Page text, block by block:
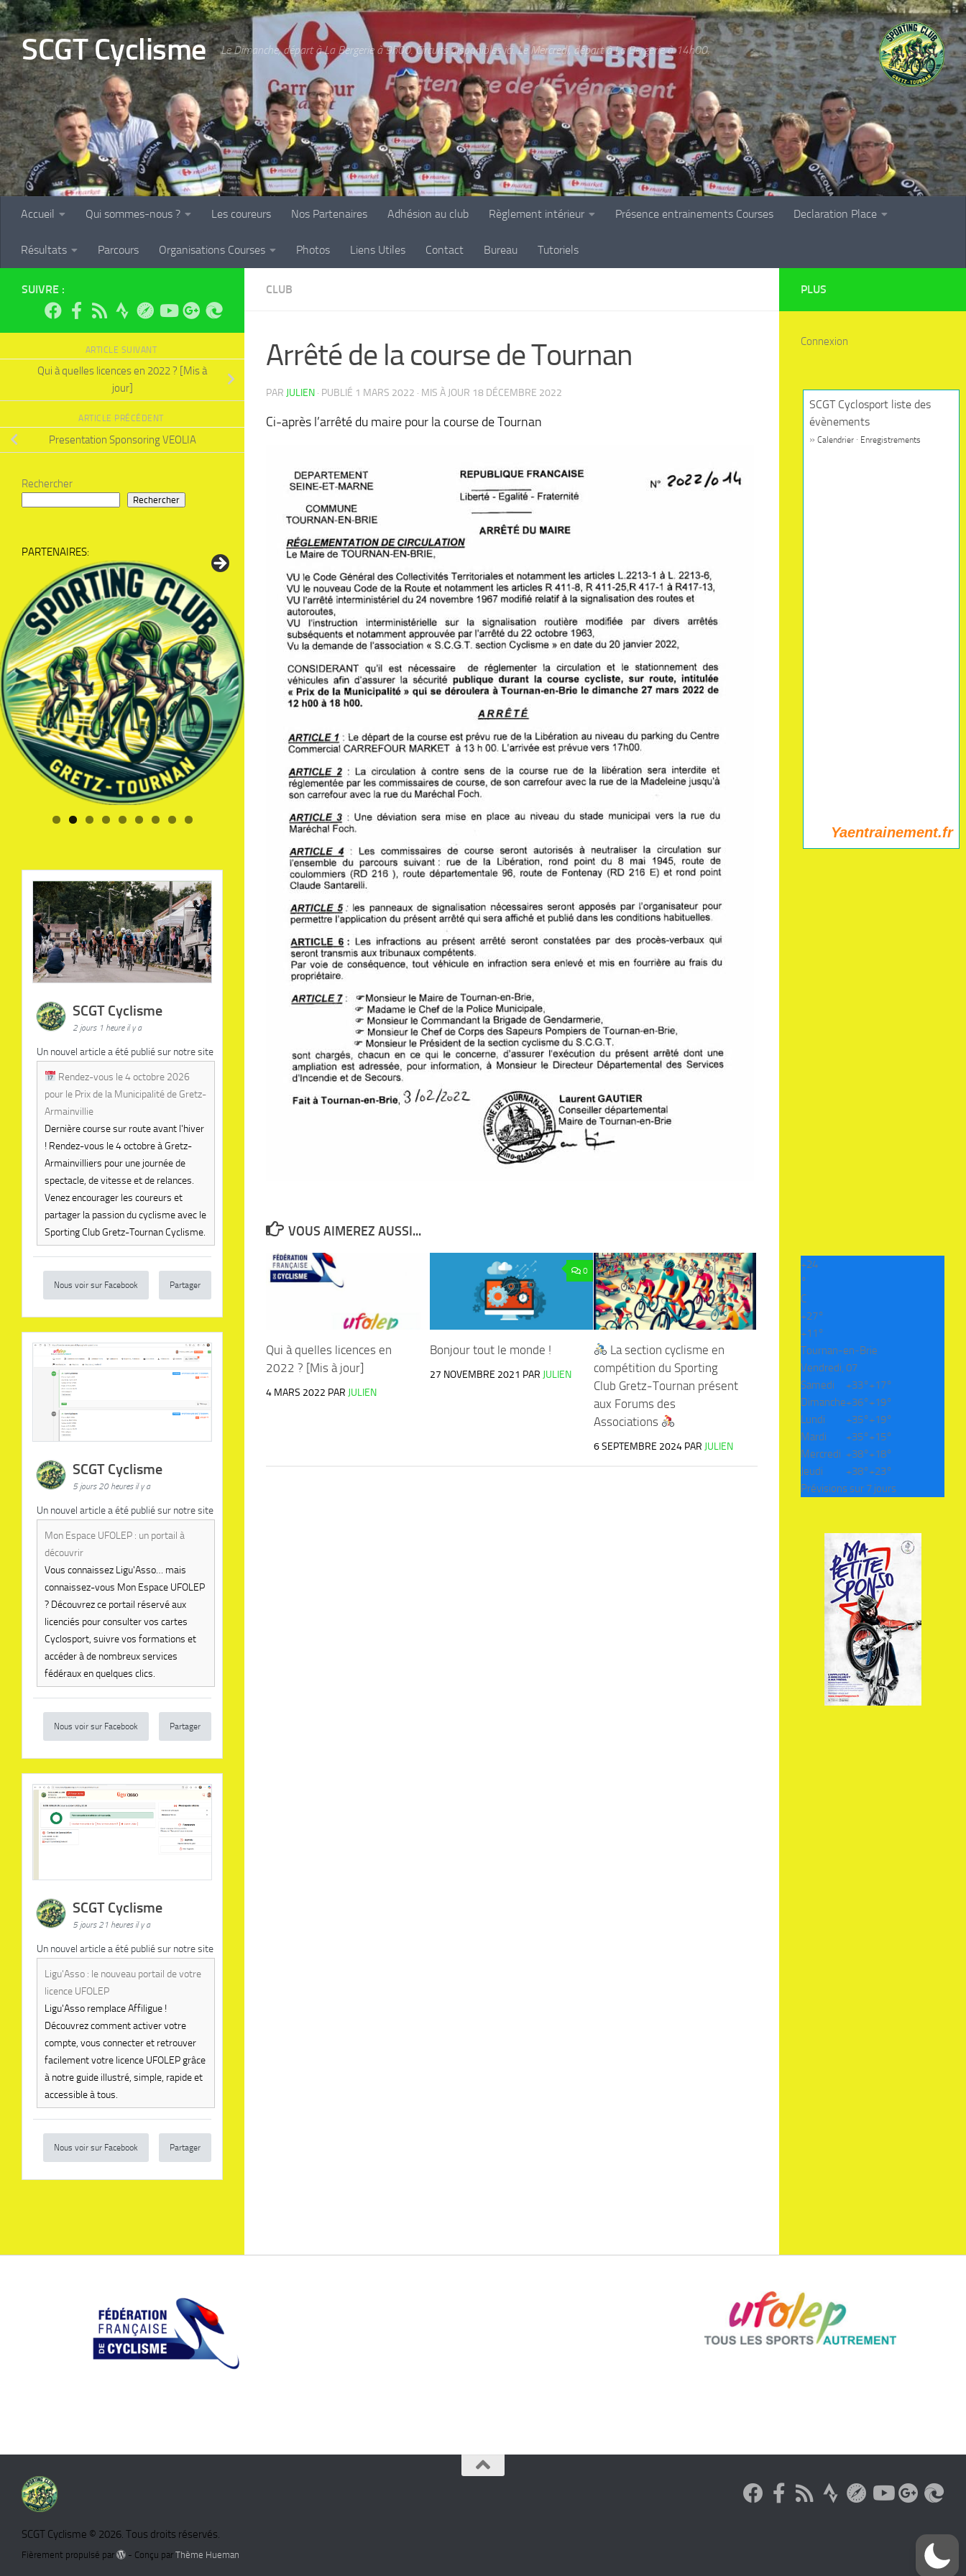
Skip to content
SCGT Cyclisme Le Dimanche, départ à La Bergerie à 9h00. Circuits disponibles ici. Le Mercredi, départ à La Bergerie à 14h00.
Accueil Qui sommes-nous ? Les coureurs Nos Partenaires Adhésion au club Règlement intérieur Présence entrainements Courses Declaration Place
Résultats Parcours Organisations Courses Photos Liens Utiles Contact Bureau Tutoriels
CLUB
Arrêté de la course de Tournan
PAR JULIEN · PUBLIÉ 1 MARS 2022 · MIS À JOUR 18 DÉCEMBRE 2022
Ci-après l’arrêté du maire pour la course de Tournan
VOUS AIMEREZ AUSSI...
Qui à quelles licences en
2022 ? [Mis à jour]
4 MARS 2022 PAR JULIEN
0
Bonjour tout le monde !
27 NOVEMBRE 2021 PAR JULIEN
La section cyclisme en
compétition du Sporting
Club Gretz-Tournan présent
aux Forums des
Associations
6 SEPTEMBRE 2024PAR JULIEN
SUIVRE :
ARTICLE SUIVANT
Qui à quelles licences en 2022 ? [Mis à
jour]
ARTICLE PRÉCÉDENT
Presentation Sponsoring VEOLIA
Rechercher
Rechercher
PARTENAIRES:
SCGT Cyclisme
2 jours 1 heure il y a
Un nouvel article a été publié sur notre site
Rendez-vous le 4 octobre 2026
pour le Prix de la Municipalité de Gretz-
Armainvillie
Dernière course sur route avant l'hiver
! Rendez-vous le 4 octobre à Gretz-
Armainvilliers pour une journée de
spectacle, de vitesse et de relances.
Venez encourager les coureurs et
partager la passion du cyclisme avec le
Sporting Club Gretz-Tournan Cyclisme.
Nous voir sur Facebook Partager
SCGT Cyclisme
5 jours 20 heures il y a
Un nouvel article a été publié sur notre site
Mon Espace UFOLEP : un portail à
découvrir
Vous connaissez Ligu'Asso… mais
connaissez-vous Mon Espace UFOLEP
? Découvrez ce portail réservé aux
licenciés pour consulter vos cartes
Cyclosport, suivre vos formations et
accéder à de nombreux services
fédéraux en quelques clics.
Nous voir sur Facebook Partager
SCGT Cyclisme
5 jours 21 heures il y a
Un nouvel article a été publié sur notre site
Ligu'Asso : le nouveau portail de votre
licence UFOLEP
Ligu'Asso remplace Affiligue !
Découvrez comment activer votre
compte, vous connecter et retrouver
facilement votre licence UFOLEP grâce
à notre guide illustré, simple, rapide et
accessible à tous.
Nous voir sur Facebook Partager
PLUS
Connexion
SCGT Cyclosport liste des
évènements
» Calendrier · Enregistrements
Yaentrainement.fr
+24
°
C
+27°
+11°
Tournan-en-Brie
Vendredi, 07
Samedi
+33°+17°
Dimanche+36°+19°
Lundi
+35°+19°
Mardi
+35°+15°
Mercredi +38°+18°
Jeudi
+38°+23°
Prévisions sur 7 jours
SCGT Cyclisme © 2026. Tous droits réservés.
Fièrement propulsé par - Conçu parThème Hueman